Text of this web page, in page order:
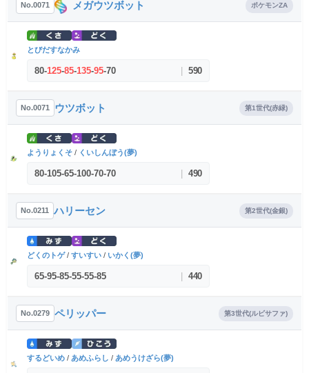
No.0071 メガウツボット ポケモンZA
とびだすなかみ
80-125-85-135-95-70 590
No.0071 ウツボット 第1世代(赤緑)
ようりょくそ / くいしんぼう(夢)
80-105-65-100-70-70 490
No.0211 ハリーセン 第2世代(金銀)
どくのトゲ/ すいすい / いかく(夢)
65-95-85-55-55-85 440
No.0279 ペリッパー 第3世代(ルビサファ)
するどいめ / あめふらし / あめうけざら(夢)